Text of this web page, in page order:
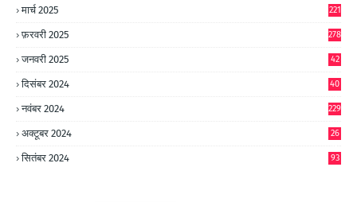
मार्च 2025 221
फ़रवरी 2025 278
जनवरी 2025
42
दिसंबर 2024
40
नवंबर 2024 229
अक्टूबर 2024
26
सितंबर 2024 93